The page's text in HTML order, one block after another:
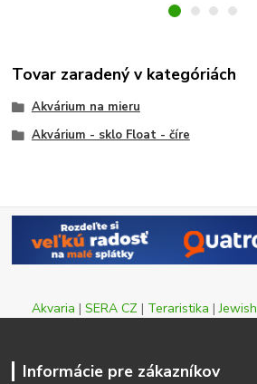
Tovar zaradený v kategóriách
Akvárium na mieru
Akvárium - sklo Float - číre
Akvaria | SERA CZ | Teraristika |Jewish
Informácie pre zákazníkov